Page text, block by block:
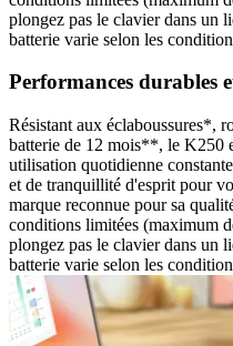
plongez pas le clavier dans un
batterie varie selon les
Performances durables
Résistant aux éclaboussures*,
batterie de 12 mois**, le K250
utilisation quotidienne
et de tranquillité d'esprit pour
marque reconnue pour sa
conditions limitées (maximum
plongez pas le clavier dans un
batterie varie selon les